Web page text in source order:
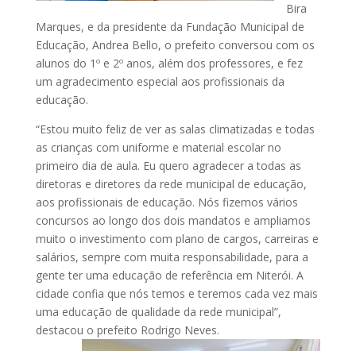
Bira
Marques, e da presidente da Fundação Municipal de
Educação, Andrea Bello, o prefeito conversou com os
alunos do 1º e 2º anos, além dos professores, e fez
um agradecimento especial aos profissionais da
educação.
“Estou muito feliz de ver as salas climatizadas e todas
as crianças com uniforme e material escolar no
primeiro dia de aula. Eu quero agradecer a todas as
diretoras e diretores da rede municipal de educação,
aos profissionais de educação. Nós fizemos vários
concursos ao longo dos dois mandatos e ampliamos
muito o investimento com plano de cargos, carreiras e
salários, sempre com muita responsabilidade, para a
gente ter uma educação de referência em Niterói. A
cidade confia que nós temos e teremos cada vez mais
uma educação de qualidade da rede municipal”,
destacou o prefeito Rodrigo Neves.